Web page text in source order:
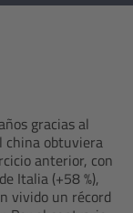
gracias al
china obtuviera
anterior, con
Italia (+58 %),
vivido un récord